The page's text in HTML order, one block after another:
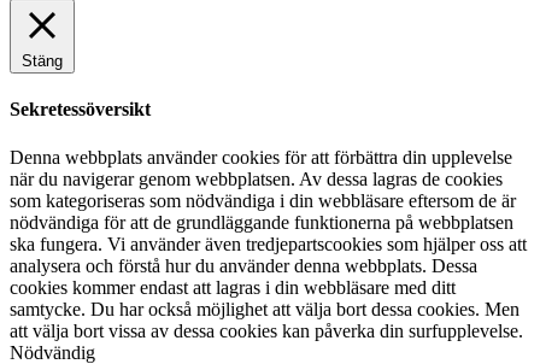
Stäng
Sekretessöversikt
Denna webbplats använder cookies för att förbättra din upplevelse
när du navigerar genom webbplatsen. Av dessa lagras de cookies
som kategoriseras som nödvändiga i din webbläsare eftersom de är
nödvändiga för att de grundläggande funktionerna på webbplatsen
ska fungera. Vi använder även tredjepartscookies som hjälper oss att
analysera och förstå hur du använder denna webbplats. Dessa
cookies kommer endast att lagras i din webbläsare med ditt
samtycke. Du har också möjlighet att välja bort dessa cookies. Men
att välja bort vissa av dessa cookies kan påverka din surfupplevelse.
Nödvändig